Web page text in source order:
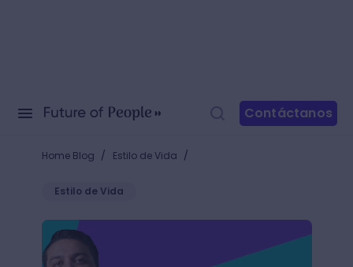
Contáctanos
Home Blog / Estilo de Vida /
Estilo de Vida
¿Cómo diseñar productos digitales? Comienza en